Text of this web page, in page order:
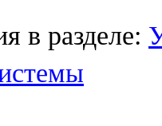
в разделе: